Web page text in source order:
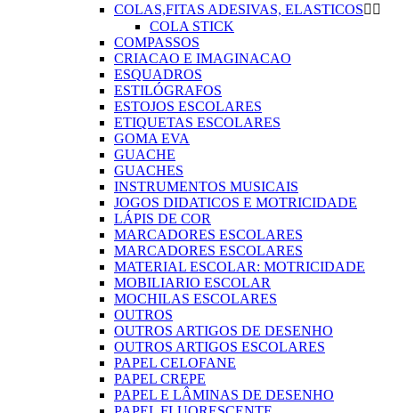
COLAS,FITAS ADESIVAS, ELASTICOS 
COLA STICK
COMPASSOS
CRIACAO E IMAGINACAO
ESQUADROS
ESTILÓGRAFOS
ESTOJOS ESCOLARES
ETIQUETAS ESCOLARES
GOMA EVA
GUACHE
GUACHES
INSTRUMENTOS MUSICAIS
JOGOS DIDATICOS E MOTRICIDADE
LÁPIS DE COR
MARCADORES ESCOLARES
MARCADORES ESCOLARES
MATERIAL ESCOLAR: MOTRICIDADE
MOBILIARIO ESCOLAR
MOCHILAS ESCOLARES
OUTROS
OUTROS ARTIGOS DE DESENHO
OUTROS ARTIGOS ESCOLARES
PAPEL CELOFANE
PAPEL CREPE
PAPEL E LÂMINAS DE DESENHO